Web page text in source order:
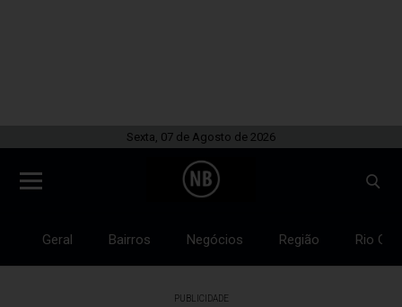
Sexta, 07 de Agosto de 2026
Geral Bairros Negócios Região Rio
PUBLICIDADE